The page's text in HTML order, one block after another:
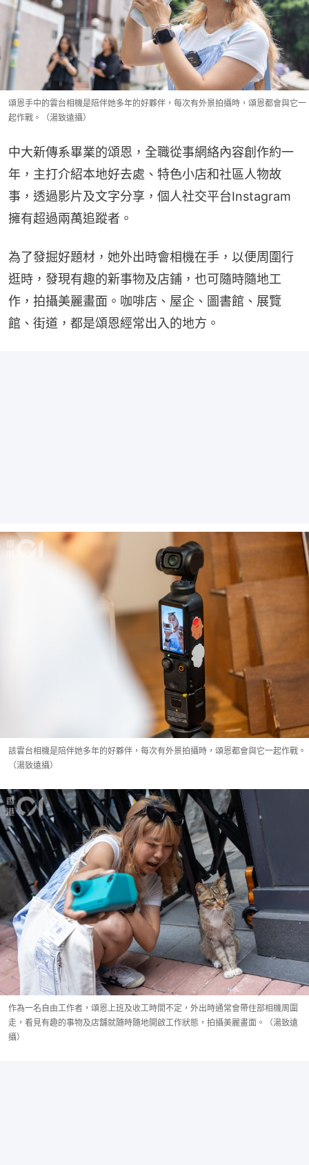
頌恩手中的雲台相機是陪伴她多年的好夥伴，每次有外景拍攝時，頌恩都會與它一
起作戰。（湯致遠攝）
中大新傳系畢業的頌恩，全職從事網絡內容創作約一
年，主打介紹本地好去處、特色小店和社區人物故
事，透過影片及文字分享，個人社交平台Instagram
擁有超過兩萬追蹤者。
為了發掘好題材，她外出時會相機在手，以便周圍行
逛時，發現有趣的新事物及店鋪，也可隨時隨地工
作，拍攝美麗畫面。咖啡店、屋企、圖書館、展覽
館、街道，都是頌恩經常出入的地方。
該雲台相機是陪伴她多年的好夥伴，每次有外景拍攝時，頌恩都會與它一起作戰。
（湯致遠攝）
作為一名自由工作者，頌恩上班及收工時間不定，外出時通常會帶住部相機周圍
走，看見有趣的事物及店舖就隨時隨地開啟工作狀態，拍攝美麗畫面。（湯致遠
攝）